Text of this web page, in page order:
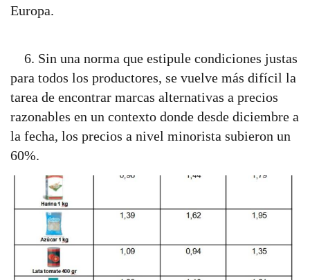
Europa.
6. Sin una norma que estipule condiciones justas
para todos los productores, se vuelve más difícil la
tarea de encontrar marcas alternativas a precios
razonables en un contexto donde desde diciembre a
la fecha, los precios a nivel minorista subieron un
60%.